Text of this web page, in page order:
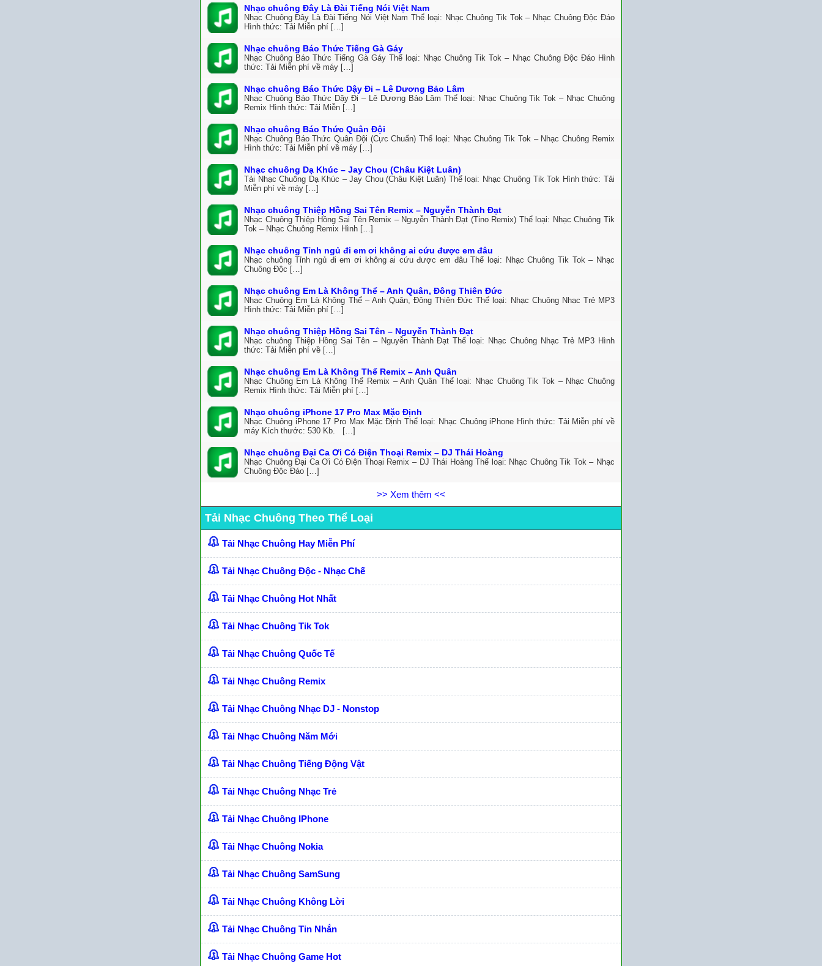
Nhạc chuông Đây Là Đài Tiếng Nói Việt Nam
Nhạc Chuông Đây Là Đài Tiếng Nói Việt Nam Thể loại: Nhạc Chuông Tik Tok – Nhạc Chuông Độc Đáo
Hình thức: Tải Miễn phí […]
Nhạc chuông Báo Thức Tiếng Gà Gáy
Nhạc Chuông Báo Thức Tiếng Gà Gáy Thể loại: Nhạc Chuông Tik Tok – Nhạc Chuông Độc Đáo Hình
thức: Tải Miễn phí về máy […]
Nhạc chuông Báo Thức Dậy Đi – Lê Dương Bảo Lâm
Nhạc Chuông Báo Thức Dậy Đi – Lê Dương Bảo Lâm Thể loại: Nhạc Chuông Tik Tok – Nhạc Chuông
Remix Hình thức: Tải Miễn […]
Nhạc chuông Báo Thức Quân Đội
Nhạc Chuông Báo Thức Quân Đội (Cực Chuẩn) Thể loại: Nhạc Chuông Tik Tok – Nhạc Chuông Remix
Hình thức: Tải Miễn phí về máy […]
Nhạc chuông Dạ Khúc – Jay Chou (Châu Kiệt Luân)
Tải Nhạc Chuông Dạ Khúc – Jay Chou (Châu Kiệt Luân) Thể loại: Nhạc Chuông Tik Tok Hình thức: Tải
Miễn phí về máy […]
Nhạc chuông Thiệp Hồng Sai Tên Remix – Nguyễn Thành Đạt
Nhạc Chuông Thiệp Hồng Sai Tên Remix – Nguyễn Thành Đạt (Tino Remix) Thể loại: Nhạc Chuông Tik
Tok – Nhạc Chuông Remix Hình […]
Nhạc chuông Tỉnh ngủ đi em ơi không ai cứu được em đâu
Nhạc chuông Tỉnh ngủ đi em ơi không ai cứu được em đâu Thể loại: Nhạc Chuông Tik Tok – Nhạc
Chuông Độc […]
Nhạc chuông Em Là Không Thể – Anh Quân, Đông Thiên Đức
Nhạc Chuông Em Là Không Thể – Anh Quân, Đông Thiên Đức Thể loại: Nhạc Chuông Nhạc Trẻ MP3
Hình thức: Tải Miễn phí […]
Nhạc chuông Thiệp Hồng Sai Tên – Nguyễn Thành Đạt
Nhạc chuông Thiệp Hồng Sai Tên – Nguyễn Thành Đạt Thể loại: Nhạc Chuông Nhạc Trẻ MP3 Hình
thức: Tải Miễn phí về […]
Nhạc chuông Em Là Không Thể Remix – Anh Quân
Nhạc Chuông Em Là Không Thể Remix – Anh Quân Thể loại: Nhạc Chuông Tik Tok – Nhạc Chuông
Remix Hình thức: Tải Miễn phí […]
Nhạc chuông iPhone 17 Pro Max Mặc Định
Nhạc Chuông iPhone 17 Pro Max Mặc Định Thể loại: Nhạc Chuông iPhone Hình thức: Tải Miễn phí về
máy Kích thước: 530 Kb. […]
Nhạc chuông Đại Ca Ơi Có Điện Thoại Remix – DJ Thái Hoàng
Nhạc Chuông Đại Ca Ơi Có Điện Thoại Remix – DJ Thái Hoàng Thể loại: Nhạc Chuông Tik Tok – Nhạc
Chuông Độc Đáo […]
>> Xem thêm <<
Tải Nhạc Chuông Theo Thể Loại
Tải Nhạc Chuông Hay Miễn Phí
Tải Nhạc Chuông Độc - Nhạc Chế
Tải Nhạc Chuông Hot Nhất
Tải Nhạc Chuông Tik Tok
Tải Nhạc Chuông Quốc Tế
Tải Nhạc Chuông Remix
Tải Nhạc Chuông Nhạc DJ - Nonstop
Tải Nhạc Chuông Năm Mới
Tải Nhạc Chuông Tiếng Động Vật
Tải Nhạc Chuông Nhạc Trẻ
Tải Nhạc Chuông IPhone
Tải Nhạc Chuông Nokia
Tải Nhạc Chuông SamSung
Tải Nhạc Chuông Không Lời
Tải Nhạc Chuông Tin Nhắn
Tải Nhạc Chuông Game Hot